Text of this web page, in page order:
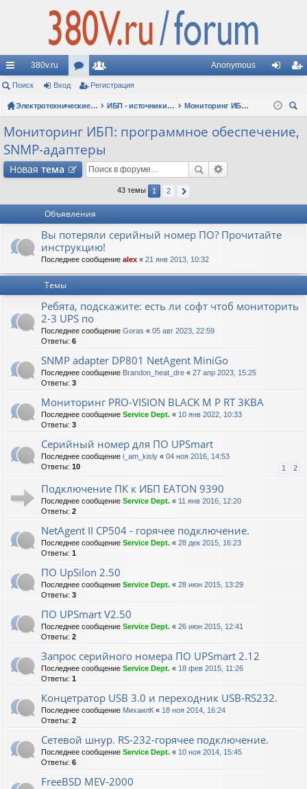
с
ы
лк
и
380v.ru
ор
ум
ол
ьз
ов
ат
ел
Anonymous
д ис
Поиск Вход Регистрация
Электротехнические форумы ИБП - источники бесперебойного питания
Мониторинг ИБП: программное обеспечение, SNMP-адаптеры
ск
Мониторинг ИБП: программное обеспечение,
SNMP-адаптеры
Новая тема
43 темы 1 2
Объявления
Вы потеряли серийный номер ПО? Прочитайте
инструкцию!
Последнее сообщение alex « 21 янв 2013, 10:32
Темы
Ребята, подскажите: есть ли софт чтоб мониторить
2-3 UPS по
Последнее сообщение Goras « 05 авг 2023, 22:59
Ответы: 6
SNMP adapter DP801 NetAgent MiniGo
Последнее сообщение Brandon_heat_dre « 27 апр 2023, 15:25
Ответы: 3
Мониторинг PRO-VISION BLACK M P RT 3КВА
Последнее сообщение Service Dept. « 10 янв 2022, 10:33
Ответы: 3
Серийный номер для ПО UPSmart
Последнее сообщение i_am_kisly « 04 ноя 2016, 14:53
Ответы: 10 1 2
Подключение ПК к ИБП EATON 9390
Последнее сообщение Service Dept. « 11 янв 2016, 12:20
Ответы: 2
NetAgent II CP504 - горячее подключение.
Последнее сообщение Service Dept. « 28 дек 2015, 16:23
Ответы: 1
ПО UpSilon 2.50
Последнее сообщение Service Dept. « 28 июн 2015, 13:29
Ответы: 3
ПО UPSmart V2.50
Последнее сообщение Service Dept. « 26 июн 2015, 12:41
Ответы: 2
Запрос серийного номера ПО UPSmart 2.12
Последнее сообщение Service Dept. « 18 фев 2015, 11:26
Ответы: 1
Концетратор USB 3.0 и переходник USB-RS232.
Последнее сообщение МихаилК « 18 ноя 2014, 16:24
Ответы: 2
Сетевой шнур. RS-232-горячее подключение.
Последнее сообщение Service Dept. « 10 ноя 2014, 15:45
Ответы: 6
FreeBSD MEV-2000